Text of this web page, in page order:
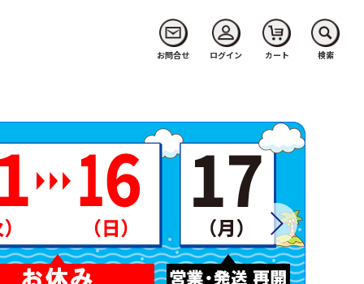
お問合せ ログイン カート 検索